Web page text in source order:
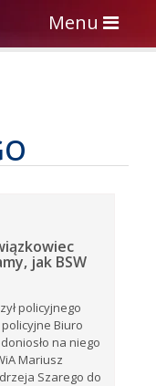
Toggle
navigation
Menu
jak BSW
policyjnego
Biuro
na niego
Mariusz
Szarego do